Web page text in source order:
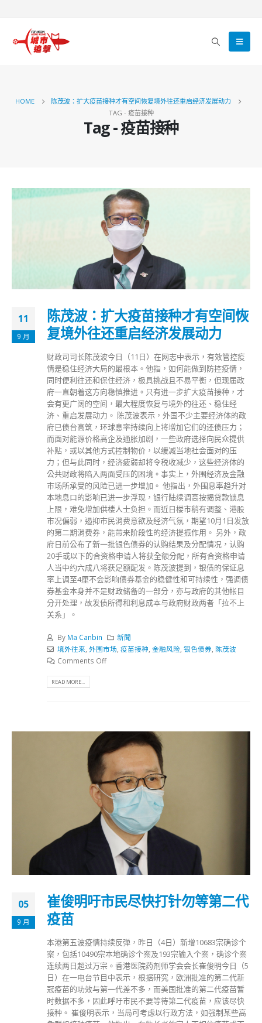
HOME
陈茂波：扩大疫苗接种才有空间恢复境外往还重启经济发展动力
TAG - 疫苗接种
Tag - 疫苗接种
11
9 月
陈茂波：扩大疫苗接种才有空间恢
复境外往还重启经济发展动力
财政司司长陈茂波今日（11日）在网志中表示，有效管控疫
情是稳住经济大局的最根本。他指，如何能做到防控疫情，
同时便利往还和保住经济，极具挑战且不易平衡，但现届政
府一直朝着这方向稳慎推进。只有进一步扩大疫苗接种，才
会有更广阔的空间，最大程度恢复与境外的往还、稳住经
济、重启发展动力。 陈茂波表示，外国不少主要经济体的政
府已债台高筑，环球息率持续向上将增加它们的还债压力；
而面对能源价格高企及通胀加剧，一些政府选择向民众提供
补贴，或以其他方式控制物价，以缓减当地社会面对的压
力；但与此同时，经济疲弱却将令税收减少，这些经济体的
公共财政将陷入两面受压的困境。事实上，外围经济及金融
市场所承受的风险已进一步增加。 他指出，外围息率趋升对
本地息口的影响已进一步浮现，银行陆续调高按揭贷款锁息
上限，难免增加供楼人士负担。而近日楼市稍有调整、港股
市况偏弱，遏抑市民消费意欲及经济气氛，期望10月1日发放
的第二期消费券，能带来阶段性的经济提振作用。 另外，政
府日前公布了新一批银色债券的认购结果及分配情况，认购
20手或以下的合资格申请人将获全额分配，所有合资格申请
人当中约六成八将获足额配发。陈茂波提到，银债的保证息
率上调至4厘不会影响债券基金的稳健性和可持续性，强调债
券基金本身并不是财政储备的一部分，亦与政府的其他帐目
分开处理，故发债所得和利息成本与政府财政两者「拉不上
关系」。
By Ma Canbin
新聞
境外往来 外围市场 疫苗接种 金融风险, 银色债券, 陈茂波
Comments Off
READ MORE...
05
9 月
崔俊明吁市民尽快打针勿等第二代
疫苗
本港第五波疫情持续反弹，昨日（4日）新增10683宗确诊个
案，包括10490宗本地确诊个案及193宗输入个案，确诊个案
连续两日超过万宗。香港医院药剂师学会会长崔俊明今日（5
日）在一电台节目中表示，根据研究，欧洲批准的第二代新
冠疫苗的功效与第一代差不多，而美国批准的第二代疫苗暂
时数据不多，因此呼吁市民不要等待第二代疫苗，应该尽快
接种。 崔俊明表示，当局可考虑以行政方法，如强制某些高